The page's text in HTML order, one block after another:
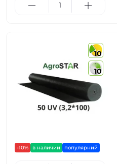
10
10
-10% в наличии популярний